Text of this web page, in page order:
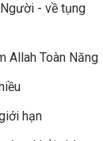
- về tụng
Allah Toàn Năng
hạn